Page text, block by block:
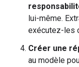
lui-même.
exécutez-les
Créer une
au modèle